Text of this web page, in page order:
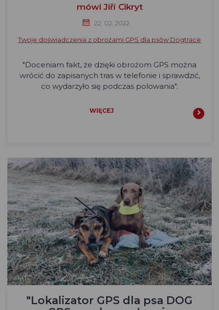
mówi Jiří Cikryt
22. 02. 2022
Twoje doświadczenia z obrożami GPS dla psów Dogtrace
"Doceniam fakt, że dzięki obrożom GPS można
wrócić do zapisanych tras w telefonie i sprawdzić,
co wydarzyło się podczas polowania".
WIĘCEJ
"Lokalizator GPS dla psa DOG